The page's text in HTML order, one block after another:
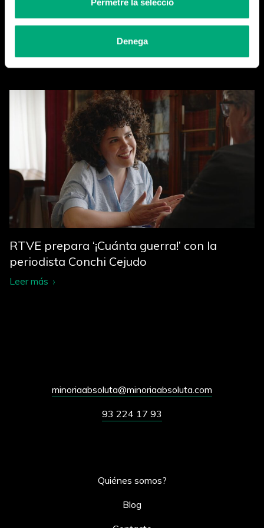
Permetre la selecció
Denega
Cerramos la temporada
RTVE prepara ‘¡Cuánta guerra!’ con la
periodista Conchi Cejudo
Leer más
minoriaabsoluta@minoriaabsoluta.com
93 224 17 93
Quiénes somos?
Blog